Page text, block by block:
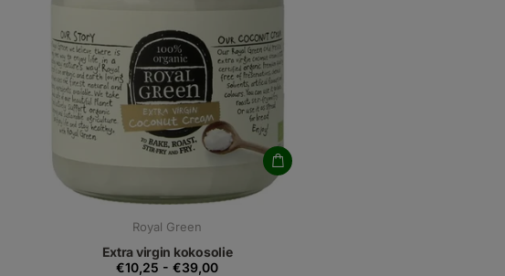
Royal Green
Extra virgin kokosolie
€10,25 - €39,00